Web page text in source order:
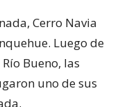
Cerro Navia
Luego de
Bueno, las
uno de sus